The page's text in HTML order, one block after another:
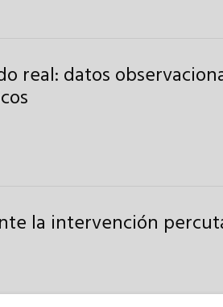
real: datos
la intervención